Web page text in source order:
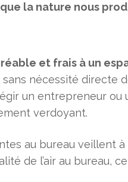
la nature nous
et frais à un
nécessité directe
un entrepreneur
verdoyant.
au bureau veillent
de l’air au bureau,